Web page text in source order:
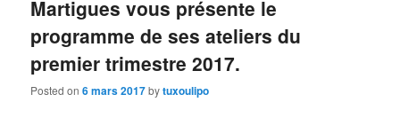
Martigues vous présente le
programme de ses ateliers du
premier trimestre 2017.
Posted on6 mars 2017bytuxoulipo